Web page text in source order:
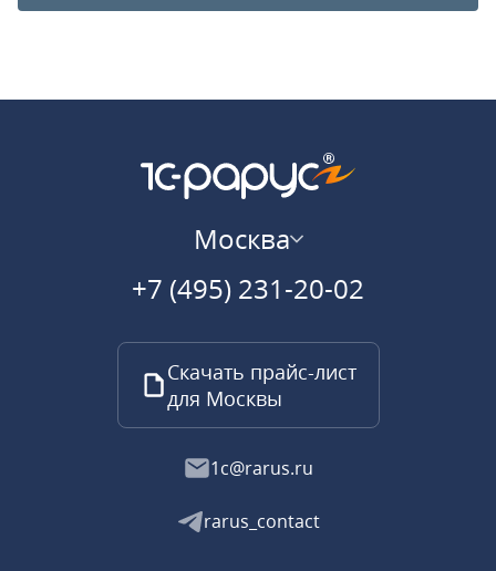
Москва
+7 (495) 231-20-02
Скачать прайс-лист
для Москвы
1c@rarus.ru
rarus_contact